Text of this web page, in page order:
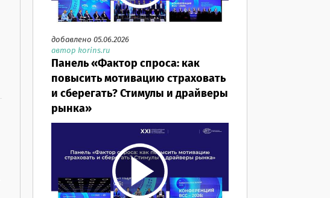
добавлено 05.06.2026
автор korins.ru
Панель «Фактор спроса: как
повысить мотивацию страховать
и сберегать? Стимулы и драйверы
рынка»